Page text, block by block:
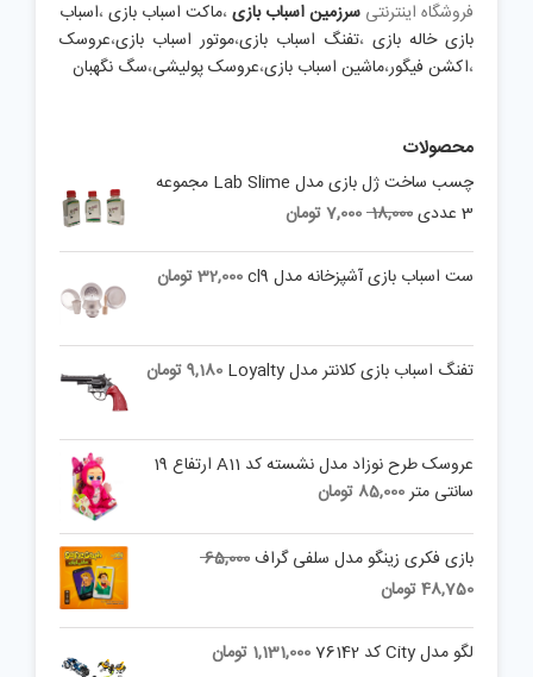
فروشگاه اینترنتی سرزمین اسباب بازی،ماکت اسباب بازی،اسباب
بازی خاله بازی ،تفنگ اسباب بازی،موتور اسباب بازی،عروسک
،اکشن فیگور،ماشین اسباب بازی،عروسک پولیشی،سگ نگهبان
محصولات
چسب ساخت ژل بازی مدل Lab Slime مجموعه
3 عددی
18,000
Original
was:
18,000 تومان.
7,000تومان
is:
7,000 تومان.ست اسباب بازی آشپزخانه مدل cl9 32,000تومان
تفنگ اسباب بازی کلانتر مدل Loyalty 9,180تومان
عروسک طرح نوزاد مدل نشسته کد A11 ارتفاع 19
سانتی متر85,000 تومان
بازی فکری زینگو مدل سلفی گراف65,000
Original
48,750تومان
is:
48,750 تومان.
لگو مدل City کد 76142 1,131,000 تومان